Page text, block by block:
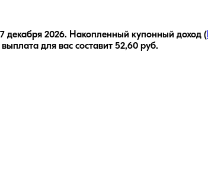
декабря 2026. Накопленный купонный доход (
для вас составит 52,60 руб.